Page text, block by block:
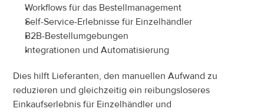
Workflows für das Bestellmanagement
Self-Service-Erlebnisse für Einzelhändler
B2B-Bestellumgebungen
Integrationen und Automatisierung
Dies hilft Lieferanten, den manuellen Aufwand zu
reduzieren und gleichzeitig ein reibungsloseres
Einkaufserlebnis für Einzelhändler und